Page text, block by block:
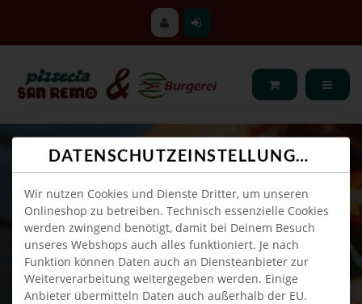
DATENSCHUTZEINSTELLUNGEN
Wir nutzen Cookies und Dienste Dritter, um unseren
Onlineshop zu betreiben. Technisch essenzielle Cookies
werden zwingend benötigt, damit bei Deinem Besuch
unseres Webshops auch alles funktioniert. Je nach
Funktion können Daten auch an Diensteanbieter zur
Weiterverarbeitung weitergegeben werden. Einige
Anbieter übermitteln Daten auch außerhalb der EU.